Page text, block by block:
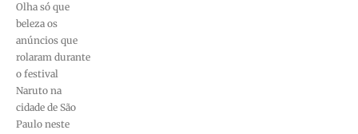
Olha só que
beleza os
anúncios que
rolaram durante
o festival
Naruto na
cidade de São
Paulo neste